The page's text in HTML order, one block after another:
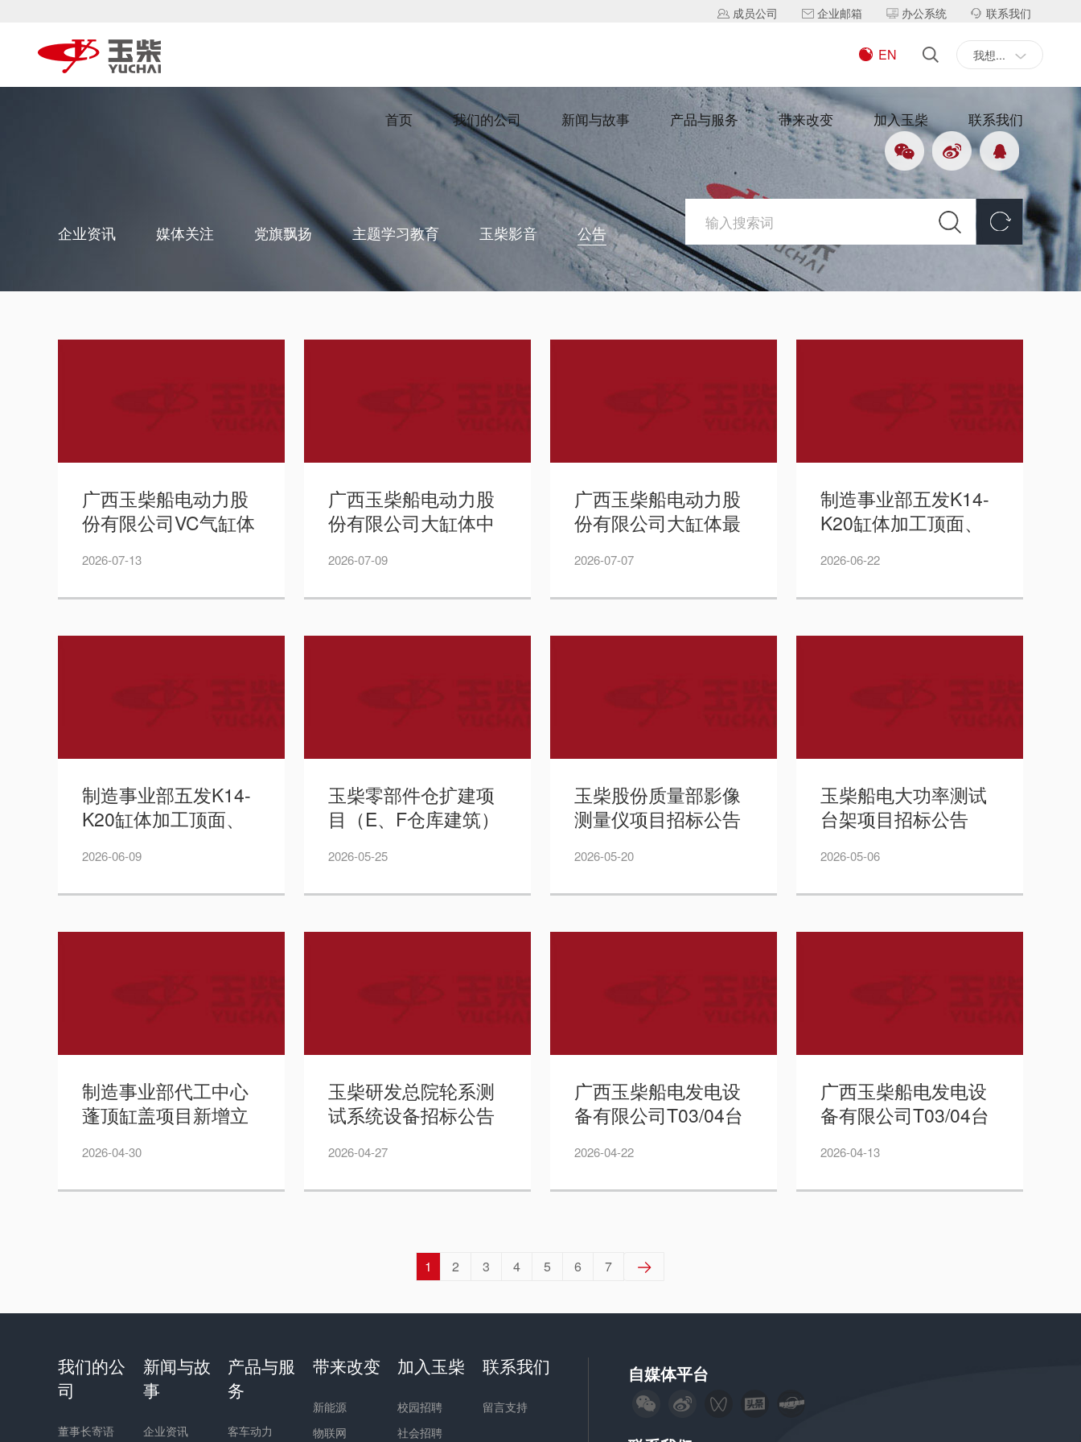
成员公司 企业邮箱 办公系统 联系我们
我想...
EN
首页 我们的公司 新闻与故事 产品与服务 带来改变 加入玉柴 联系我们
企业资讯 媒体关注 党旗飘扬 主题学习教育 玉柴影音 公告
广西玉柴船电动力股
份有限公司VC气缸体
标公告——周道林
2026-07-13
广西玉柴船电动力股
份有限公司大缸体中
告——周道林
2026-07-09
广西玉柴船电动力股
份有限公司大缸体最
告——周道林
2026-07-07
制造事业部五发K14-
K20缸体加工顶面、
卧式加工中心招标公
告2——玉柴股份
2026-06-22
制造事业部五发K14-
K20缸体加工顶面、
卧式加工中心招标公
告
2026-06-09
玉柴零部件仓扩建项
目（E、F仓库建筑）
2026-05-25
玉柴股份质量部影像
测量仪项目招标公告
2026-05-20
玉柴船电大功率测试
台架项目招标公告
2026-05-06
制造事业部代工中心
蓬顶缸盖项目新增立
公告
2026-04-30
玉柴研发总院轮系测
试系统设备招标公告
2026-04-27
广西玉柴船电发电设
备有限公司T03/04台
试系统项目招标公告
——周道林
2026-04-22
广西玉柴船电发电设
备有限公司T03/04台
试系统项目招标公告
——周道林
2026-04-13
1 2 3 4 5 6 7 
我们的公
司
董事长寄语
新闻与故
事
企业资讯
产品与服
务
客车动力
带来改变
新能源
物联网
加入玉柴
校园招聘
社会招聘
联系我们
留言支持
自媒体平台